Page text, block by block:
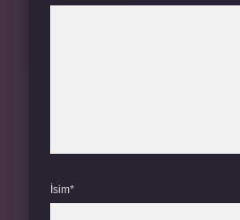
İsim*